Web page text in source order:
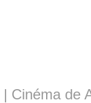
| Cinéma de